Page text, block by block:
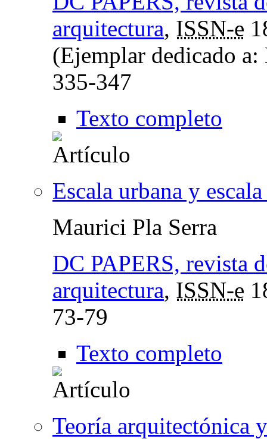
arquitectura, ISSN-e
(Ejemplar dedicado
335-347
Texto completo
Escala urbana y
Maurici Pla Serra
DC PAPERS, revista
arquitectura, ISSN-e
73-79
Texto completo
Teoría arquitectónica